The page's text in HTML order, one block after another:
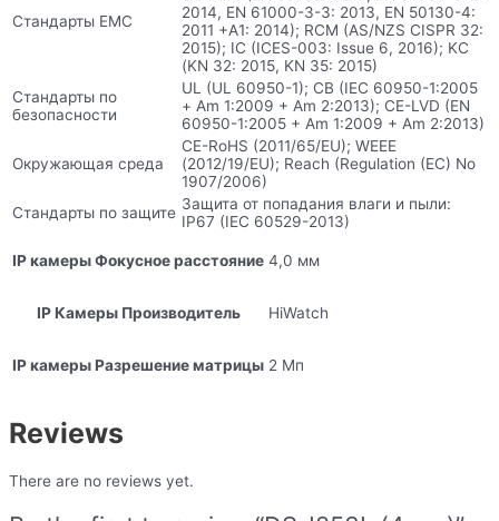
Стандарты EMC
2014, EN 61000-3-3: 2013, EN 50130-4:
2011 +A1: 2014); RCM (AS/NZS CISPR 32:
2015); IC (ICES-003: Issue 6, 2016); KC
(KN 32: 2015, KN 35: 2015)
Стандарты по
безопасности
UL (UL 60950-1); CB (IEC 60950-1:2005
+ Am 1:2009 + Am 2:2013); CE-LVD (EN
60950-1:2005 + Am 1:2009 + Am 2:2013)
Окружающая среда
CE-RoHS (2011/65/EU); WEEE
(2012/19/EU); Reach (Regulation (EC) No
1907/2006)
Стандарты по защите Защита от попадания влаги и пыли:
IP67 (IEC 60529-2013)
IP камеры Фокусное расстояние 4,0 мм
IP Камеры Производитель HiWatch
IP камеры Разрешение матрицы 2 Мп
Reviews
There are no reviews yet.